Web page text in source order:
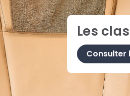
Les
Consulter